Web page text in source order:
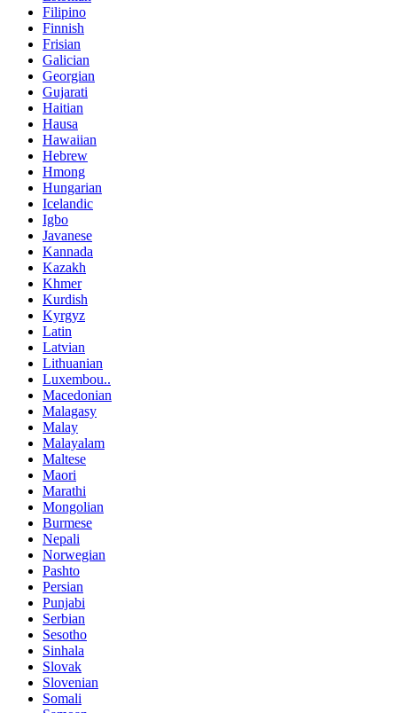
Filipino
Finnish
Frisian
Galician
Georgian
Gujarati
Haitian
Hausa
Hawaiian
Hebrew
Hmong
Hungarian
Icelandic
Igbo
Javanese
Kannada
Kazakh
Khmer
Kurdish
Kyrgyz
Latin
Latvian
Lithuanian
Luxembou..
Macedonian
Malagasy
Malay
Malayalam
Maltese
Maori
Marathi
Mongolian
Burmese
Nepali
Norwegian
Pashto
Persian
Punjabi
Serbian
Sesotho
Sinhala
Slovak
Slovenian
Somali